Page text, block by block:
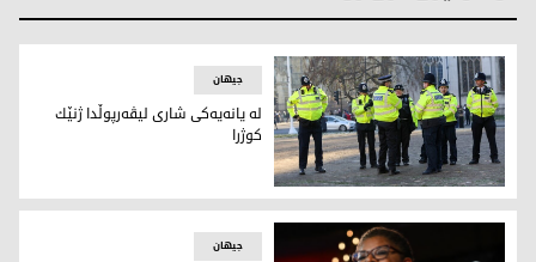
پۆلیسی به‌ریتانیا
جیهان
له‌ یانه‌یه‌كی شاری لیڤه‌رپوڵدا ژنێك
كوژرا
جیهان